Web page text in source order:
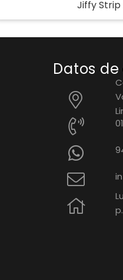
Jiffy
Datos